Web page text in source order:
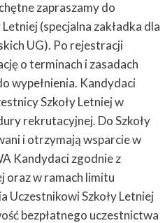
zapraszamy do
(specjalna zakładka dla
UG). Po rejestracji
o terminach i zasadach
wypełnienia. Kandydaci
Szkoły Letniej w
rekrutacyjnej. Do Szkoły
i otrzymają wsparcie w
Kandydaci zgodnie z
oraz w ramach limitu
Uczestnikowi Szkoły Letniej
bezpłatnego uczestnictwa